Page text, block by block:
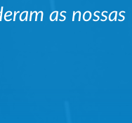
as nossas